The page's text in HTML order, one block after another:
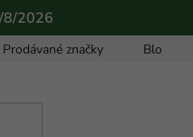
8/2026
Prodávané značky Blog